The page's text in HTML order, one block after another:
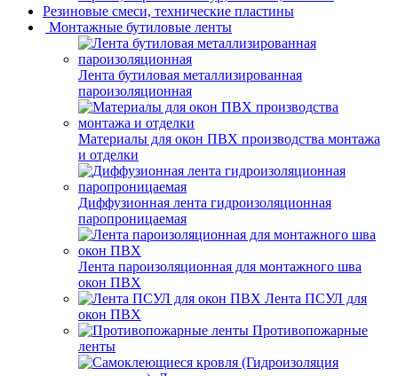
Резиновые смеси, технические пластины
Монтажные бутиловые ленты
Лента бутиловая металлизированная
пароизоляционная
Материалы для окон ПВХ производства монтажа
и отделки
Диффузионная лента гидроизоляционная
паропроницаемая
Лента пароизоляционная для монтажного шва
окон ПВХ
Лента ПСУЛ для
окон ПВХ
Противопожарные
ленты